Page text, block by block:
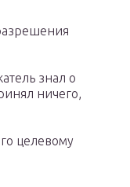
знал о
ничего,
целевому